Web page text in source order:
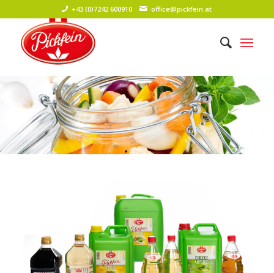
+43 (0)7242 600910 office@pickfein.at